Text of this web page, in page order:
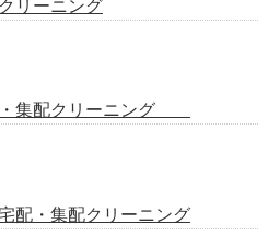
リーニング
集配クリーニング
・集配クリーニング